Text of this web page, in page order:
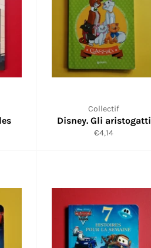
Collectif
Disney. Gli aristogatti
Prix
€4,14